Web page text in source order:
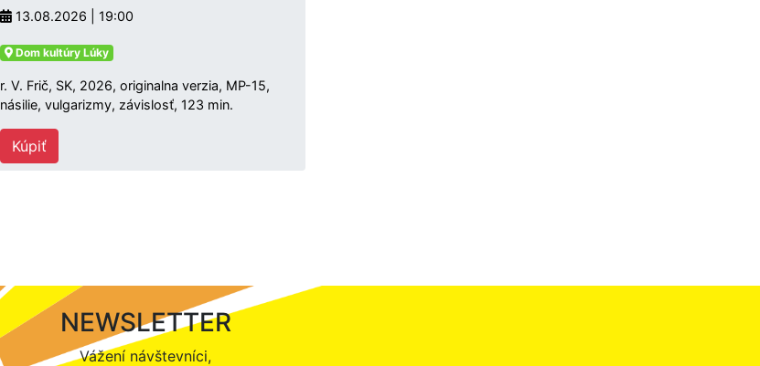
13.08.2026 | 19:00
Dom kultúry Lúky
r. V. Frič, SK, 2026, originalna verzia, MP-15,
násilie, vulgarizmy, závislosť, 123 min.
Kúpiť
NEWSLETTER
Vážení návštevníci,